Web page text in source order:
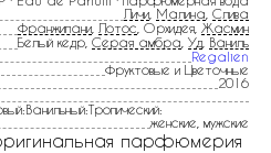
Личи Малина Слива
Франжипани Лотос , Орхидея, Жасмин
Белый кедр, Серая амбра Уд Ваниль
Regalien
Фруктовые и Цветочные
2016
женские, мужские
парфюмерия